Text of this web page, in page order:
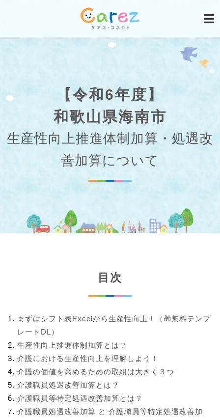
【令和6年度】
和歌山県海南市
生産性向上推進体制加算・処遇改
善加算について
目次
まずはシフト表Excelから生産性向上！（🎁無料テンプ
レートDL）
生産性向上推進体制加算とは？
介護における生産性向上を理解しよう！
介護の価値を高めるための取組は大きく３つ
介護職員処遇改善加算とは？
介護職員等特定処遇改善加算とは？
介護職員処遇改善加算 と 介護職員等特定処遇改善加